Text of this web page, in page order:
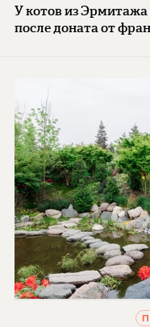
У котов из Эрмитажа
после доната от